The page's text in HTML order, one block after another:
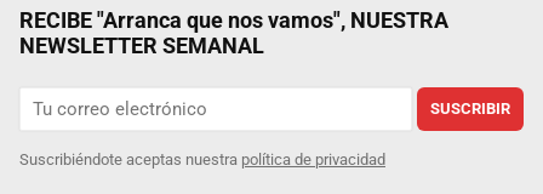
RECIBE "Arranca que nos vamos", NUESTRA
NEWSLETTER SEMANAL
SUSCRIBIR
Suscribiéndote aceptas nuestra política de privacidad